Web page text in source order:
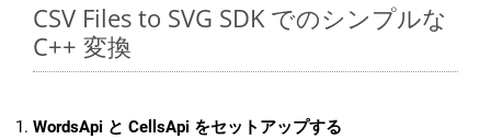
CSV Files to SVG SDK でのシンプルな
C++ 変換
WordsApi と CellsApi をセットアップする